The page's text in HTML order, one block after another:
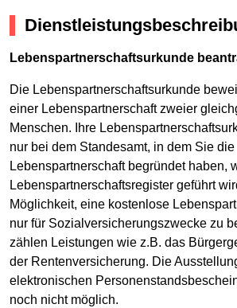
Lebenspartnerschaftsurkunde
Die Lebenspartnerschaftsurkunde
einer Lebenspartnerschaft zweier
Menschen. Ihre
nur bei dem Standesamt, in dem Sie die
Lebenspartnerschaft begründet haben,
Lebenspartnerschaftsregister geführt
Möglichkeit, eine kostenlose
nur für Sozialversicherungszwecke zu
zählen Leistungen wie z.B. das
der Rentenversicherung. Die
elektronischen
noch nicht möglich.